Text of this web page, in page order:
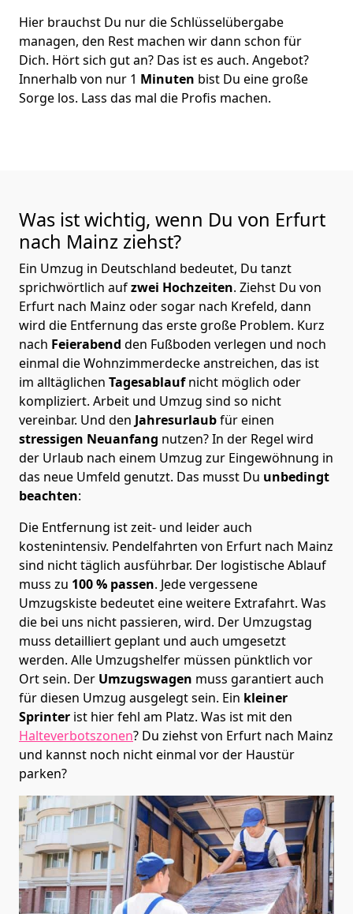
Hier brauchst Du nur die Schlüsselübergabe
managen, den Rest machen wir dann schon für
Dich. Hört sich gut an? Das ist es auch. Angebot?
Innerhalb von nur 1 Minuten bist Du eine große
Sorge los. Lass das mal die Profis machen.
Was ist wichtig, wenn Du von Erfurt
nach Mainz ziehst?
Ein Umzug in Deutschland bedeutet, Du tanzt
sprichwörtlich aufzwei Hochzeiten. Ziehst Du von
Erfurt nach Mainz oder sogar nach Krefeld, dann
wird die Entfernung das erste große Problem. Kurz
nach Feierabend den Fußboden verlegen und noch
einmal die Wohnzimmerdecke anstreichen, das ist
im alltäglichen Tagesablaufnicht möglich oder
kompliziert. Arbeit und Umzug sind so nicht
vereinbar. Und den Jahresurlaubfür einen
stressigen Neuanfang nutzen? In der Regel wird
der Urlaub nach einem Umzug zur Eingewöhnung in
das neue Umfeld genutzt. Das musst Du unbedingt
beachten:
Die Entfernung ist zeit- und leider auch
kostenintensiv. Pendelfahrten von Erfurt nach Mainz
sind nicht täglich ausführbar. Der logistische Ablauf
muss zu 100 % passen. Jede vergessene
Umzugskiste bedeutet eine weitere Extrafahrt. Was
die bei uns nicht passieren, wird. Der Umzugstag
muss detailliert geplant und auch umgesetzt
werden. Alle Umzugshelfer müssen pünktlich vor
Ort sein. Der Umzugswagen muss garantiert auch
für diesen Umzug ausgelegt sein. Ein kleiner
Sprinter ist hier fehl am Platz. Was ist mit den
Halteverbotszonen? Du ziehst von Erfurt nach Mainz
und kannst noch nicht einmal vor der Haustür
parken?